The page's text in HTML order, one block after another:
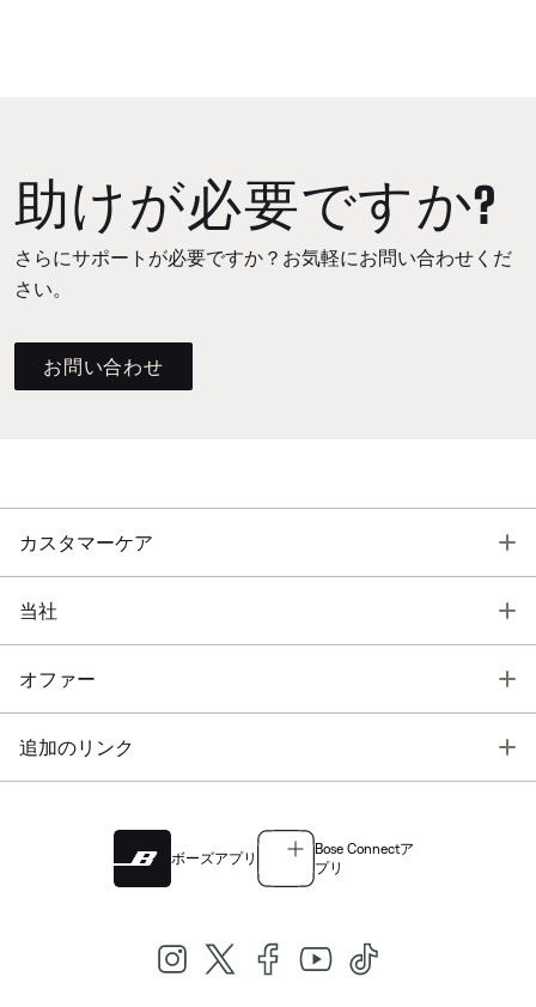
助けが必要ですか?
さらにサポートが必要ですか？お気軽にお問い合わせくだ
さい。
お問い合わせ
カスタマーケア
当社
オファー
追加のリンク
ボーズアプリ
Bose Connectア
プリ